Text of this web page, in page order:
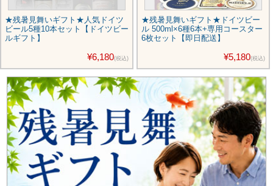
★残暑見舞いギフト★人気ドイツ
ビール5種10本セット【ドイツビー
ルギフト】
¥6,180(税込)
★残暑見舞いギフト★ドイツビー
ル 500ml×6種6本+専用コースター
6枚セット【即日配送】
¥5,180(税込)